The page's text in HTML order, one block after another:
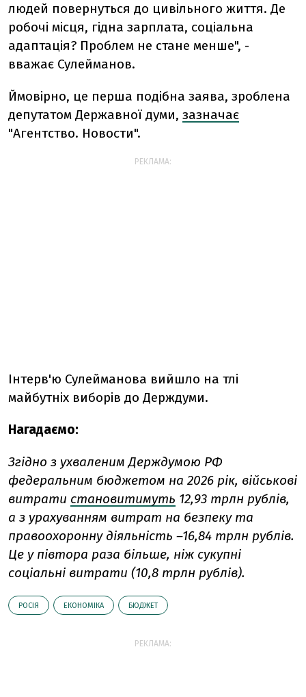
людей повернуться до цивільного життя. Де
робочі місця, гідна зарплата, соціальна
адаптація? Проблем не стане менше", -
вважає Сулейманов.
Ймовірно, це перша подібна заява, зроблена
депутатом Державної думи, зазначає
"Агентство. Новости".
РЕКЛАМА:
Інтерв'ю Сулейманова вийшло на тлі
майбутніх виборів до Держдуми.
Нагадаємо:
Згідно з ухваленим Держдумою РФ
федеральним бюджетом на 2026 рік, військові
витрати становитимуть 12,93 трлн рублів,
а з урахуванням витрат на безпеку та
правоохоронну діяльність –16,84 трлн рублів.
Це у півтора раза більше, ніж сукупні
соціальні витрати (10,8 трлн рублів).
РОСІЯ ЕКОНОМІКА БЮДЖЕТ
РЕКЛАМА: